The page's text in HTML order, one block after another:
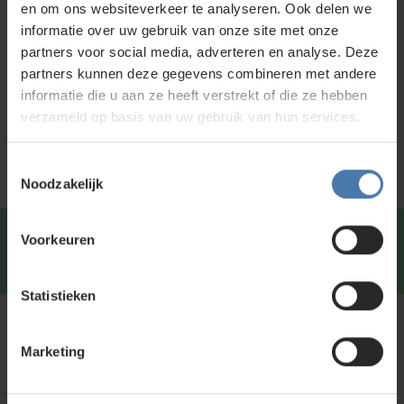
en om ons websiteverkeer te analyseren. Ook delen we
informatie over uw gebruik van onze site met onze
partners voor social media, adverteren en analyse. Deze
partners kunnen deze gegevens combineren met andere
informatie die u aan ze heeft verstrekt of die ze hebben
verzameld op basis van uw gebruik van hun services.
Noodzakelijk
Voorkeuren
Statistieken
Marketing
Bouwlasersonline.nl
Neem gerust contact met ons op, als er twijfel is in je
beslissing, bij het kiezen van het juiste statief. Wij helpen je
graag.
Snel en direct contact?
We beantwoorden je vragen
Neem gerust contact met ons op of kom langs in onze
helpen je bij het vinden van de juiste bouwlaser of